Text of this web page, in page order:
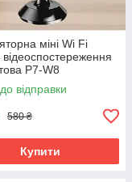
міні Wi Fi
P7-W8
з підставкою для
офісу
відправки
580 ₴
Купити